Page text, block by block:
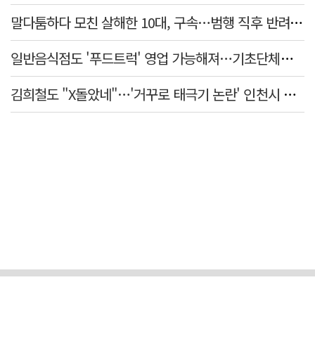
말다툼하다 모친 살해한 10대, 구속…범행 직후 반려견도 죽여
일반음식점도 '푸드트럭' 영업 가능해져…기초단체별 조례 개정 움직임
김희철도 "X돌았네"…'거꾸로 태극기 논란' 인천시 현수막, 이틀 만에 철거